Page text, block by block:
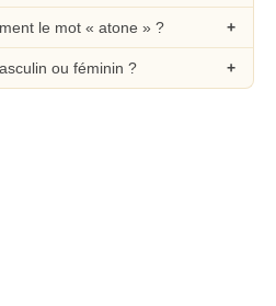
le mot « atone » ?
ou féminin ?